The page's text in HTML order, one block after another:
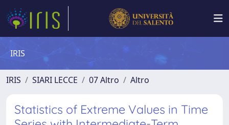
IRIS
IRIS SIARI LECCE 07 Altro Altro
Statistics of Extreme Values in Time